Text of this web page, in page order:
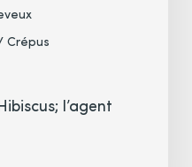
Crépus
l’agent